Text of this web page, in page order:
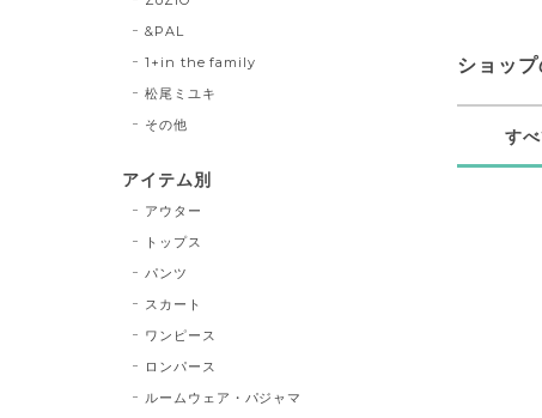
ショッ
す
&PAL
1+in the family
松尾ミユキ
その他
アイテム別
アウター
トップス
パンツ
スカート
ワンピース
ロンパース
ルームウェア・パジャマ